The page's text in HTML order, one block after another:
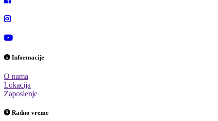
Informacije
O nama
Lokacija
Zaposlenje
Radno vreme